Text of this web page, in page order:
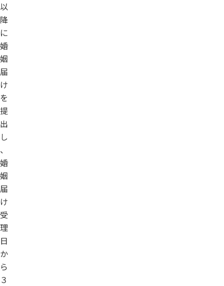
以
降
に
婚
姻
届
け
を
提
出
し
、
婚
姻
届
け
受
理
日
か
ら
３